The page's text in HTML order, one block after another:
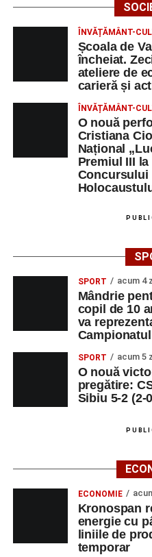
ÎNVĂȚĂMÂNT-
Școala de
încheiat.
ateliere de
carieră și
ÎNVĂȚĂMÂNT-
O nouă
Cristiana
Național
Premiul III
Concursului
SPORT acum 4
Mândrie
copil de 10
va
SPORT acum 5
O nouă
pregătire:
Sibiu 5-2 (2-
ECONOMIE
Kronospan
energie cu
liniile de
temporar